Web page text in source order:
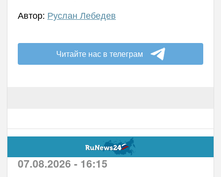
Автор: Руслан Лебедев
Читайте нас в телеграм
07.08.2026 - 16:15